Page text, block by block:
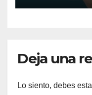
Deja una
Lo siento, debes